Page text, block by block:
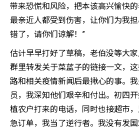
带来恐慌和风险，把本该高兴愉快
最亲近人都受到伤害，让你们为我
错了，请你们谅解！”
估计早早打好了草稿，老伯没等大
群里转发关于菜蓝子的链接一文，
路和相关疫情新闻后最揪心的事。
员，我深知他们艰辛和付出。初四
植农户打来的电话，同时也接超市
急订单，我当了逆行者。我没有发